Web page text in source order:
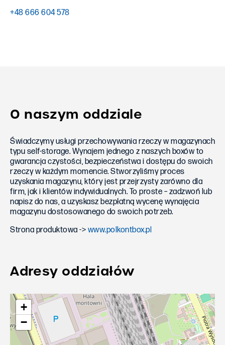
+48 666 604 578
O naszym oddziale
Świadczymy usługi przechowywania rzeczy w magazynach
typu self-storage. Wynajem jednego z naszych boxów to
gwarancja czystości, bezpieczeństwa i dostępu do swoich
rzeczy w każdym momencie. Stworzyliśmy proces
uzyskania magazynu, który jest przejrzysty zarówno dla
firm, jak i klientów indywidualnych. To proste – zadzwoń lub
napisz do nas, a uzyskasz bezpłatną wycenę wynajęcia
magazynu dostosowanego do swoich potrzeb.
Strona produktowa -> www.polkontbox.pl
Adresy oddziałów
+
−